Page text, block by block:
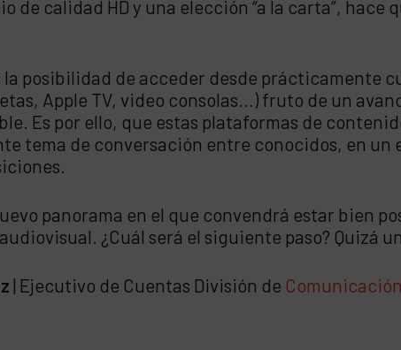
de calidad HD y una elección “a la carta”,
la posibilidad de acceder desde prácticamente
Apple TV, video consolas…) fruto de un
Es por ello, que estas plataformas de
tema de conversación entre conocidos, en un
panorama en el que convendrá estar bien
¿Cuál será el siguiente paso? Quizá
| Ejecutivo de Cuentas División de